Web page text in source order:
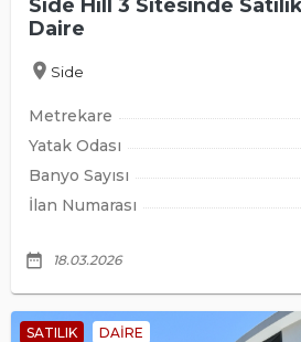
Side Hill 3 Sitesinde
Daire
location_on Side
Metrekare
Yatak Odası
Banyo Sayısı
İlan Numarası
date_range 18.03.2026
SATILIK DAIRE